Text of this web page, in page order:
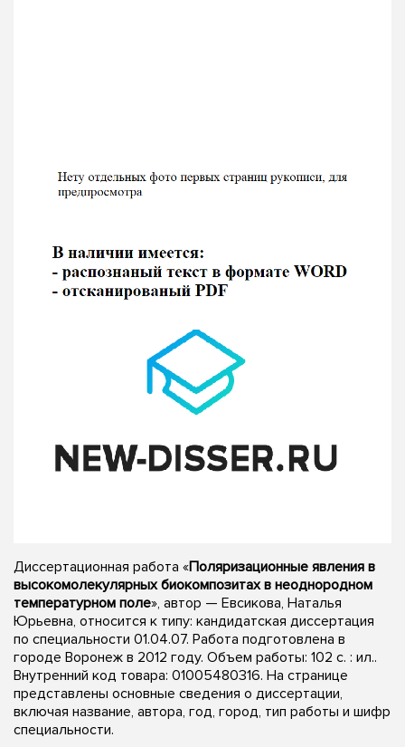
Диссертационная работа «Поляризационные явления в
высокомолекулярных биокомпозитах в неоднородном
температурном поле», автор — Евсикова, Наталья
Юрьевна, относится к типу: кандидатская диссертация
по специальности 01.04.07. Работа подготовлена в
городе Воронеж в 2012 году. Объем работы: 102 с. : ил..
Внутренний код товара: 01005480316. На странице
представлены основные сведения о диссертации,
включая название, автора, год, город, тип работы и шифр
специальности.